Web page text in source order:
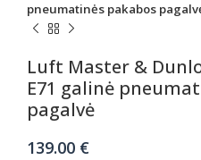
pneumatinės pakabos
Luft Master &
E71 galinė
pagalvė
139.00 €